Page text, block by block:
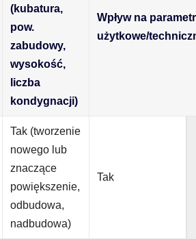
(kubatura,
pow.
zabudowy,
wysokość,
liczba
kondygnacji)
Wpływ na
użytkowe/
Tak (tworzenie
nowego lub
znaczące
powiększenie,
odbudowa,
nadbudowa)
Tak